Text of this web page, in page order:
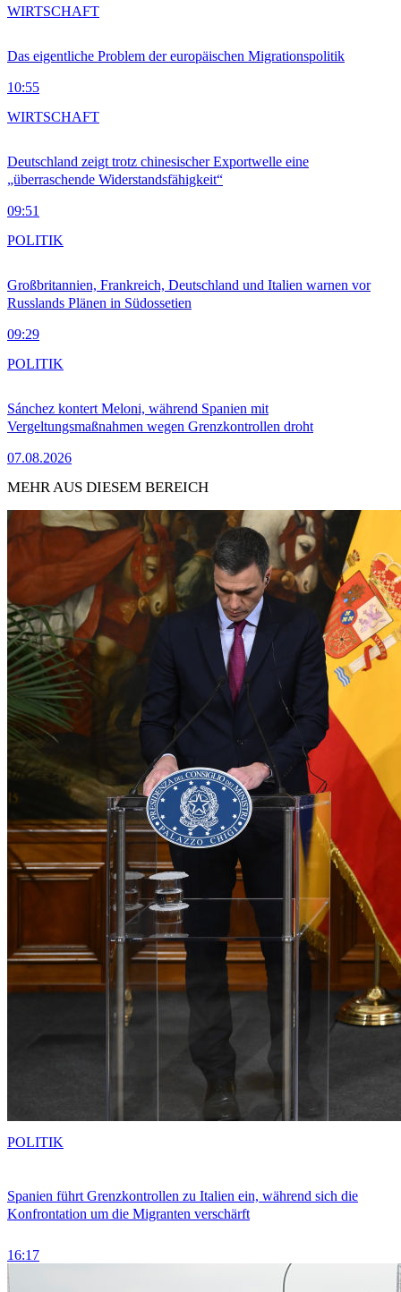
Das eigentliche Problem der europäischen Migrationspolitik
10:55
WIRTSCHAFT
Deutschland zeigt trotz chinesischer Exportwelle eine
„überraschende Widerstandsfähigkeit“
09:51
WIRTSCHAFT
Großbritannien, Frankreich, Deutschland und Italien warnen vor
Russlands Plänen in Südossetien
09:29
POLITIK
Sánchez kontert Meloni, während Spanien mit
Vergeltungsmaßnahmen wegen Grenzkontrollen droht
07.08.2026
POLITIK
MEHR AUS DIESEM BEREICH
Spanien führt Grenzkontrollen zu Italien ein, während sich die
Konfrontation um die Migranten verschärft
16:17
POLITIK